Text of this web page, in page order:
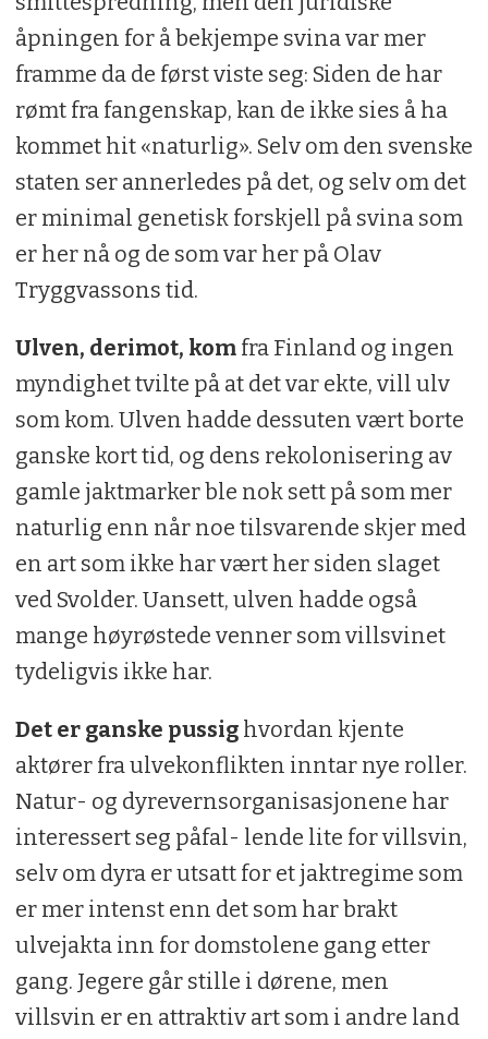
åpningen for å bekjempe svina var mer
framme da de først viste seg: Siden de har
rømt fra fangenskap, kan de ikke sies å ha
kommet hit «naturlig». Selv om den svenske
staten ser annerledes på det, og selv om det
er minimal genetisk forskjell på svina som
er her nå og de som var her på Olav
Tryggvassons tid.
Ulven, derimot, komfra Finland og ingen
myndighet tvilte på at det var ekte, vill ulv
som kom. Ulven hadde dessuten vært borte
ganske kort tid, og dens rekolonisering av
gamle jaktmarker ble nok sett på som mer
naturlig enn når noe tilsvarende skjer med
en art som ikke har vært her siden slaget
ved Svolder. Uansett, ulven hadde også
mange høyrøstede venner som villsvinet
tydeligvis ikke har.
Det er ganske pussighvordan kjente
aktører fra ulvekonflikten inntar nye roller.
Natur- og dyrevernsorganisasjonene har
interessert seg påfal- lende lite for villsvin,
selv om dyra er utsatt for et jaktregime som
er mer intenst enn det som har brakt
ulvejakta inn for domstolene gang etter
gang. Jegere går stille i dørene, men
villsvin er en attraktiv art som i andre land